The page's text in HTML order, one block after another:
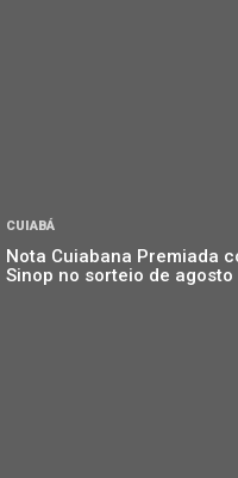
CUIABÁ
Nota Cuiabana Premiada
Sinop no sorteio de agosto